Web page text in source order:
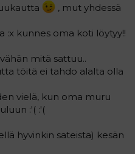
, mut yhdessä
:x kunnes oma koti löytyy!!
mitä sattuu..
töitä ei tahdo alalta olla
vielä, kun oma muru
:'( :'(
hyvinkin sateista) kesän